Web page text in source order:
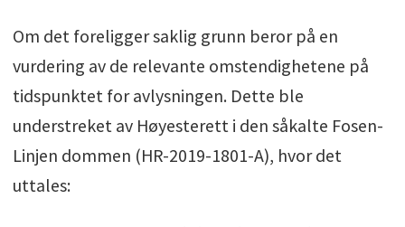
Om det foreligger saklig grunn beror på en
vurdering av de relevante omstendighetene på
tidspunktet for avlysningen. Dette ble
understreket av Høyesterett i den såkalte Fosen-
Linjen dommen (HR-2019-1801-A), hvor det
uttales: